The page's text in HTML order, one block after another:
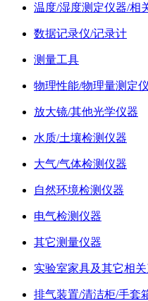
温度/湿度测定仪器/相
数据记录仪/记录计
测量工具
物理性能/物理量测定
放大镜/其他光学仪器
水质/土壤检测仪器
大气/气体检测仪器
自然环境检测仪器
电气检测仪器
其它测量仪器
实验室家具及其它相
排气装置/清洁柜/手套